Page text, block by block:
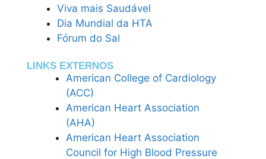
Viva mais Saudável
Dia Mundial da HTA
Fórum do Sal
LINKS EXTERNOS
American College of Cardiology
(ACC)
American Heart Association
(AHA)
American Heart Association
Council for High Blood Pressure